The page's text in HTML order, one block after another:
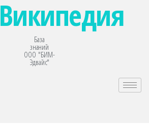
База
знаний
ООО "БИМ-
Эдвайс"